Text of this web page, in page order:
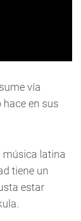
vía
en sus
música latina
tiene un
estar